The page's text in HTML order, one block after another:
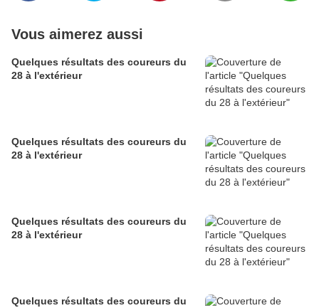
Vous aimerez aussi
Quelques résultats des coureurs du
28 à l'extérieur
Quelques résultats des coureurs du
28 à l'extérieur
Quelques résultats des coureurs du
28 à l'extérieur
Quelques résultats des coureurs du